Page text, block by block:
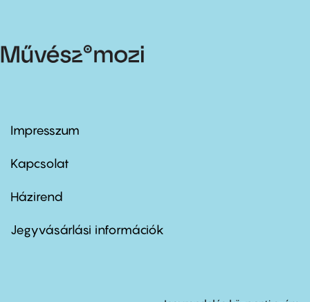
Footer
first
Impresszum
Kapcsolat
Footer
second
Házirend
Jegyvásárlási információk